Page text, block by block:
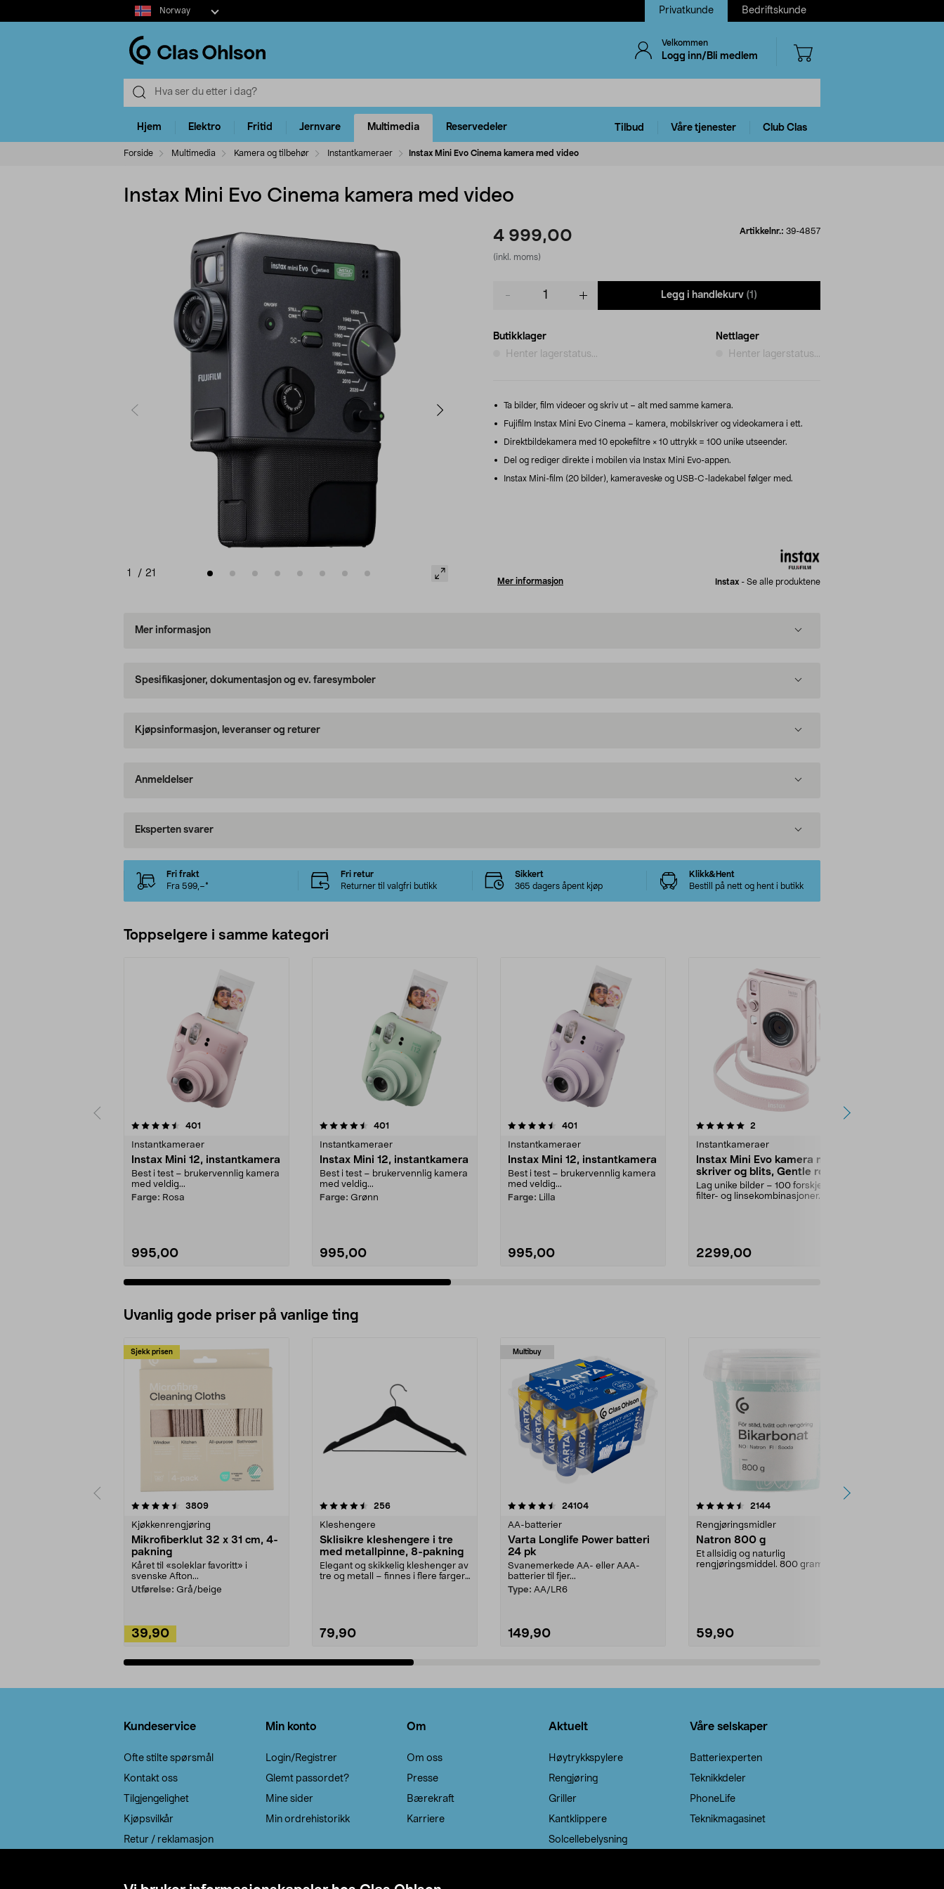
Select
market
Norway Privatkunde Bedriftskunde
Velkommen
Logg inn/Bli medlem
Hjem Elektro Fritid Jernvare Multimedia Reservedeler Tilbud Våre tjenester Club Clas
Forside Multimedia Kamera og tilbehør Instantkameraer Instax Mini Evo Cinema kamera med video
Instax Mini Evo Cinema kamera med video
1 / 21
4 999,00
(inkl. moms)
Artikkelnr.: 39-4857
Legg i handlekurv (1)
Butikklager
Henter lagerstatus...
Nettlager
Henter lagerstatus...
Ta bilder, film videoer og skriv ut – alt med samme kamera.
Fujifilm Instax Mini Evo Cinema – kamera, mobilskriver og videokamera i ett.
Direktbildekamera med 10 epokefiltre × 10 uttrykk = 100 unike utseender.
Del og rediger direkte i mobilen via Instax Mini Evo-appen.
Instax Mini-film (20 bilder), kameraveske og USB-C-ladekabel følger med.
Mer informasjon Instax - Se alle produktene
Mer informasjon
Spesifikasjoner, dokumentasjon og ev. faresymboler
Kjøpsinformasjon, leveranser og returer
Anmeldelser
Eksperten svarer
Fri frakt
Fra 599,–*
Fri retur
Returner til valgfri butikk
Sikkert
365 dagers åpent kjøp
Klikk&Hent
Bestill på nett og hent i butikk
Toppselgere i samme kategori
401
Instantkameraer
Instax Mini 12, instantkamera
Best i test – brukervennlig kamera
med veldig...
Farge: Rosa
995,00
4.5 av 5 stjerner 401
Instantkameraer
Instax Mini 12, instantkamera
Best i test – brukervennlig kamera
med veldig...
Farge: Grønn
995,00
4.5 av 5 stjerner 401
Instantkameraer
Instax Mini 12, instantkamera
Best i test – brukervennlig kamera
med veldig...
Farge: Lilla
995,00
5.0 av 5 stjerner 2
Instantkameraer
Instax Mini Evo kamera med
skriver og blits, Gentle rose
Lag unike bilder – 100 forskjellige
filter- og linsekombinasjoner.
2299,00
0.0 av 5 stjerner
Uvanlig gode priser på vanlige ting
Sjekk prisen
3809anmeldelser
Kjøkkenrengjøring
Mikrofiberklut 32 x 31 cm, 4-
pakning
Kåret til «soleklar favoritt» i
svenske Afton...
Utførelse: Grå/beige
39,90
4.5av 5 stjerner 256anmeldelser
Kleshengere
Sklisikre kleshengere i tre
med metallpinne, 8-pakning
Elegant og skikkelig kleshenger av
tre og metall – finnes i flere farger.
79,90
Multibuy
4.5av 5 stjerner 24104anmeldelser
AA-batterier
Varta Longlife Power batteri
24 pk
Svanemerkede AA- eller AAA-
batterier til fjer...
Type: AA/LR6
149,90
4.5av 5 stjerner 2144anmeldelser
Rengjøringsmidler
Natron 800 g
Et allsidig og naturlig
rengjøringsmiddel. 800 gram
59,90
4.0av 5 stjerner
Kundeservice
Ofte stilte spørsmål
Kontakt oss
Tilgjengelighet
Kjøpsvilkår
Retur / reklamasjon
Min konto
Login/Registrer
Glemt passordet?
Mine sider
Min ordrehistorikk
Om
Om oss
Presse
Bærekraft
Karriere
Aktuelt
Høytrykkspylere
Rengjøring
Griller
Kantklippere
Solcellebelysning
Våre selskaper
Batteriexperten
Teknikkdeler
PhoneLife
Teknikmagasinet